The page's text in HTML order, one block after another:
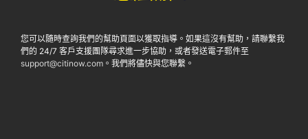
您可以隨時查詢我們的幫助頁面以獲取指導。如果這沒有幫助，請聯繫我
們的 24/7 客戶支援團隊尋求進一步協助，或者發送電子郵件至
support@citinow.com 。我們將儘快與您聯繫。